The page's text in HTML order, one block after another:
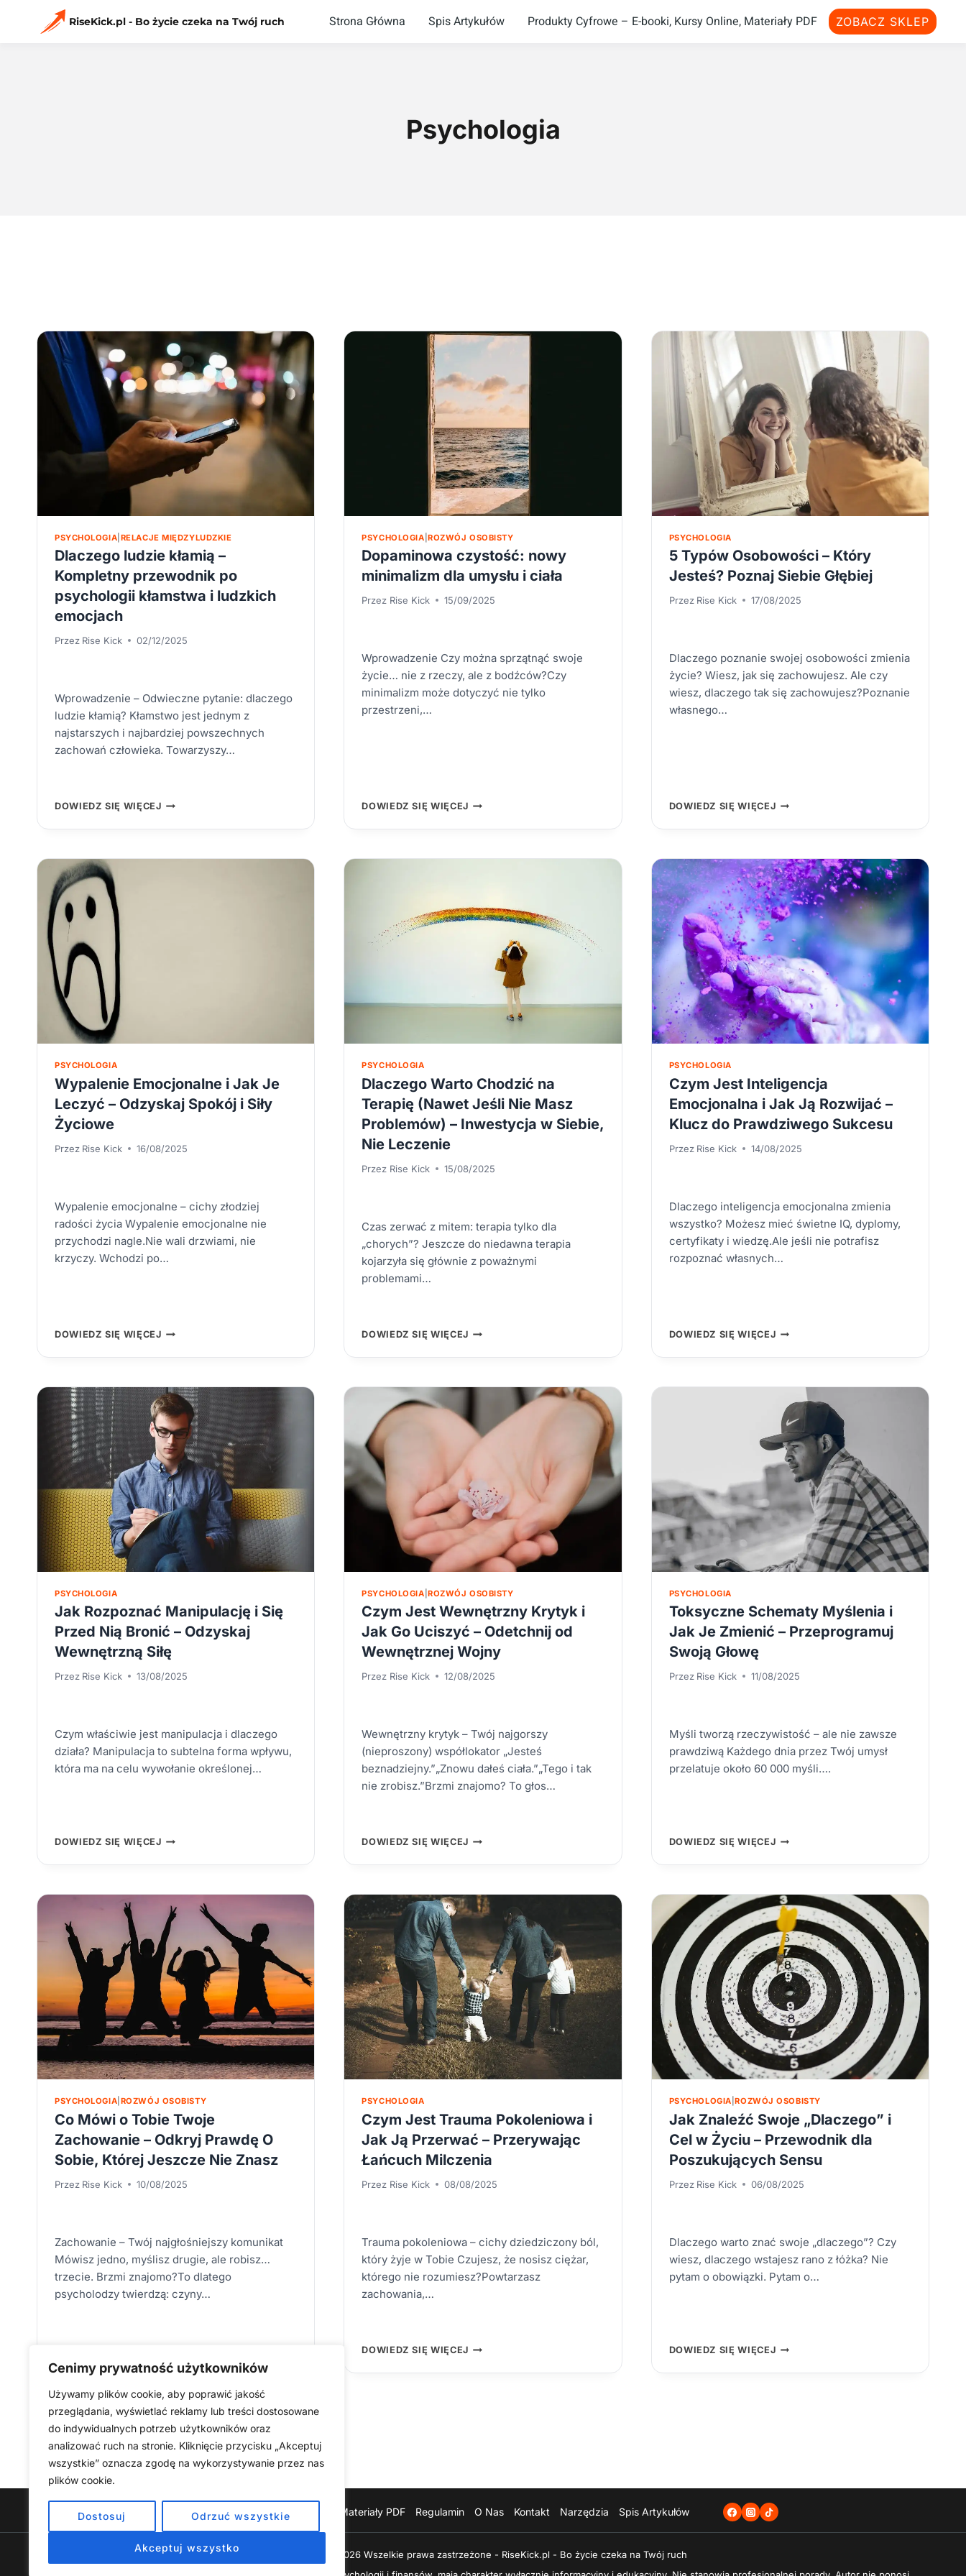
Cenimy prywatność użytkowników
Używamy plików cookie, aby poprawić jakość
przeglądania, wyświetlać reklamy lub treści dostosowane
do indywidualnych potrzeb użytkowników oraz
analizować ruch na stronie. Kliknięcie przycisku „Akceptuj
wszystkie” oznacza zgodę na wykorzystywanie przez nas
plików cookie.
Dostosuj Odrzuć wszystkie
Akceptuj wszystko
RiseKick.pl - Bo życie czeka na Twój ruch Strona Główna Spis Artykułów Produkty Cyfrowe – E-booki, Kursy Online, Materiały PDF ZOBACZ SKLEP
Psychologia
PSYCHOLOGIA RELACJE MIĘDZYLUDZKIE
Dlaczego ludzie kłamią –
Kompletny przewodnik po
psychologii kłamstwa i ludzkich
emocjach
Przez Rise Kick 02/12/2025
Wprowadzenie – Odwieczne pytanie: dlaczego
ludzie kłamią? Kłamstwo jest jednym z
najstarszych i najbardziej powszechnych
zachowań człowieka. Towarzyszy…
DOWIEDZ SIĘ WIĘCEJDLACZEGO
PSYCHOLOGIA |ROZWÓJ OSOBISTY
Dopaminowa czystość: nowy
minimalizm dla umysłu i ciała
Przez Rise Kick 15/09/2025
Wprowadzenie Czy można sprzątnąć swoje
życie… nie z rzeczy, ale z bodźców?Czy
minimalizm może dotyczyć nie tylko
przestrzeni,…
DOWIEDZ SIĘ WIĘCEJDOPAMINOWA
PSYCHOLOGIA
5 Typów Osobowości – Który
Jesteś? Poznaj Siebie Głębiej
Przez Rise Kick 17/08/2025
Dlaczego poznanie swojej osobowości zmienia
życie? Wiesz, jak się zachowujesz. Ale czy
wiesz, dlaczego tak się zachowujesz?Poznanie
własnego…
DOWIEDZ SIĘ WIĘCEJ5
POZNAJ
SIEBIE
GŁĘBIEJ
PSYCHOLOGIA
Wypalenie Emocjonalne i Jak Je
Leczyć – Odzyskaj Spokój i Siły
Życiowe
Przez Rise Kick 16/08/2025
Wypalenie emocjonalne – cichy złodziej
radości życia Wypalenie emocjonalne nie
przychodzi nagle.Nie wali drzwiami, nie
krzyczy. Wchodzi po…
DOWIEDZ SIĘ WIĘCEJWYPALENIE
–
ODZYSKAJ
SPOKÓJ
SIŁY
ŻYCIOWE
PSYCHOLOGIA
Dlaczego Warto Chodzić na
Terapię (Nawet Jeśli Nie Masz
Problemów) – Inwestycja w Siebie,
Nie Leczenie
Przez Rise Kick 15/08/2025
Czas zerwać z mitem: terapia tylko dla
„chorych”? Jeszcze do niedawna terapia
kojarzyła się głównie z poważnymi
problemami…
DOWIEDZ SIĘ WIĘCEJDLACZEGO
PROBLEMÓW)
–
INWESTYCJA
NIE
LECZENIE
PSYCHOLOGIA
Czym Jest Inteligencja
Emocjonalna i Jak Ją Rozwijać –
Klucz do Prawdziwego Sukcesu
Przez Rise Kick 14/08/2025
Dlaczego inteligencja emocjonalna zmienia
wszystko? Możesz mieć świetne IQ, dyplomy,
certyfikaty i wiedzę.Ale jeśli nie potrafisz
rozpoznać własnych…
DOWIEDZ SIĘ WIĘCEJCZYM
ROZWIJAĆ
KLUCZ
DO
PRAWDZIWEGO
SUKCESU
PSYCHOLOGIA
Jak Rozpoznać Manipulację i Się
Przed Nią Bronić – Odzyskaj
Wewnętrzną Siłę
Przez Rise Kick 13/08/2025
Czym właściwie jest manipulacja i dlaczego
działa? Manipulacja to subtelna forma wpływu,
która ma na celu wywołanie określonej…
DOWIEDZ SIĘ WIĘCEJJAK
BRONIĆ
ODZYSKAJ
WEWNĘTRZNĄ
SIŁĘ
PSYCHOLOGIA |ROZWÓJ OSOBISTY
Czym Jest Wewnętrzny Krytyk i
Jak Go Uciszyć – Odetchnij od
Wewnętrznej Wojny
Przez Rise Kick 12/08/2025
Wewnętrzny krytyk – Twój najgorszy
(nieproszony) współlokator „Jesteś
beznadziejny.”„Znowu dałeś ciała.”„Tego i tak
nie zrobisz.”Brzmi znajomo? To głos…
DOWIEDZ SIĘ WIĘCEJCZYM
GO
UCISZYĆ
–
ODETCHNIJ
OD
WEWNĘTRZNEJ
WOJNY
PSYCHOLOGIA
Toksyczne Schematy Myślenia i
Jak Je Zmienić – Przeprogramuj
Swoją Głowę
Przez Rise Kick 11/08/2025
Myśli tworzą rzeczywistość – ale nie zawsze
prawdziwą Każdego dnia przez Twój umysł
przelatuje około 60 000 myśli….
DOWIEDZ SIĘ WIĘCEJTOKSYCZNE
ZMIENIĆ
–
PRZEPROGRAMUJ
SWOJĄ
GŁOWĘ
PSYCHOLOGIA ROZWÓJ OSOBISTY
Co Mówi o Tobie Twoje
Zachowanie – Odkryj Prawdę O
Sobie, Której Jeszcze Nie Znasz
Przez Rise Kick 10/08/2025
Zachowanie – Twój najgłośniejszy komunikat
Mówisz jedno, myślisz drugie, ale robisz…
trzecie. Brzmi znajomo?To dlatego
psycholodzy twierdzą: czyny…
O
TOBIE
ZACHOWANIE
–
ODKRYJ
PRAWDĘ
SOBIE,
KTÓREJ
JESZCZE
PSYCHOLOGIA
Czym Jest Trauma Pokoleniowa i
Jak Ją Przerwać – Przerywając
Łańcuch Milczenia
Przez Rise Kick 08/08/2025
Trauma pokoleniowa – cichy dziedziczony ból,
który żyje w Tobie Czujesz, że nosisz ciężar,
którego nie rozumiesz?Powtarzasz
zachowania,…
DOWIEDZ SIĘ WIĘCEJCZYM
PSYCHOLOGIA |ROZWÓJ OSOBISTY
Jak Znaleźć Swoje „Dlaczego” i
Cel w Życiu – Przewodnik dla
Poszukujących Sensu
Przez Rise Kick 06/08/2025
Dlaczego warto znać swoje „dlaczego”? Czy
wiesz, dlaczego wstajesz rano z łóżka? Nie
pytam o obowiązki. Pytam o…
DOWIEDZ SIĘ WIĘCEJJAK
Nawigacja
strony
1 2 3 … 5
Następna
strona
Strona główna Produkty Cyfrowe – E-booki, Kursy Online, Materiały PDF Regulamin O Nas Kontakt Narzędzia Spis Artykułów
Copyright © 2026 Wszelkie prawa zastrzeżone - RiseKick.pl - Bo życie czeka na Twój ruch